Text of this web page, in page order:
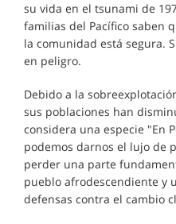
su vida en el tsunami de
familias del Pacífico saben
la comunidad está segura.
en peligro.
Debido a la
sus poblaciones han
considera una especie "En
podemos darnos el lujo de
perder una parte
pueblo afrodescendiente y
defensas contra el cambio